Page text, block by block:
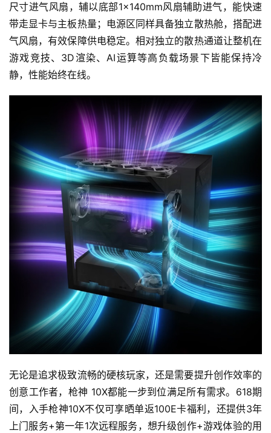
尺寸进气风扇，辅以底部1×140mm风扇辅助进气，能快速
带走显卡与主板热量；电源区同样具备独立散热舱，搭配进
气风扇，有效保障供电稳定。相对独立的散热通道让整机在
游戏竞技、3D渲染、AI运算等高负载场景下皆能保持冷
静，性能始终在线。
无论是追求极致流畅的硬核玩家，还是需要提升创作效率的
创意工作者，枪神 10X都能一步到位满足所有需求。618期
间，入手枪神10X不仅可享晒单返100E卡福利，还提供3年
上门服务+第一年1次远程服务，想升级创作+游戏体验的用